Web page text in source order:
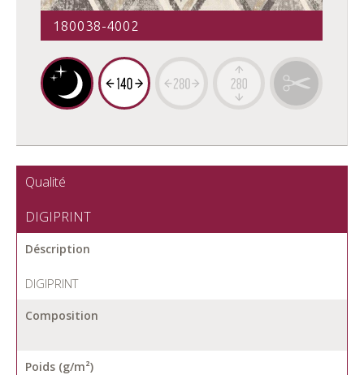
180038-4002
Qualité
DIGIPRINT
Déscription
DIGIPRINT
Composition
Poids (g/m²)